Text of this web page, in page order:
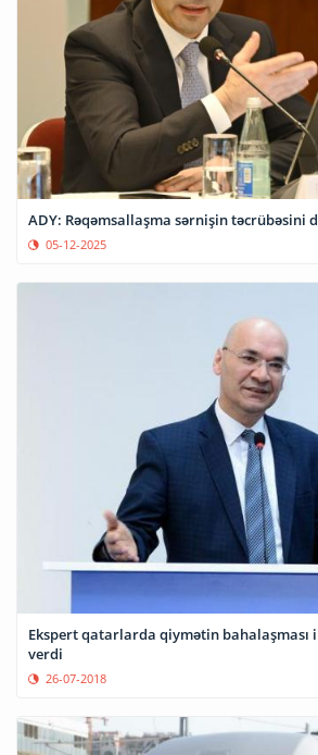
ADY: Rəqəmsallaşma sərnişin təcrübəsini
05-12-2025
Ekspert qatarlarda qiymətin bahalaşması
verdi
26-07-2018